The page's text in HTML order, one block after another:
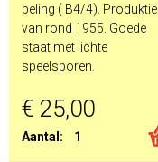
peling ( B4/4). Produktie
van rond 1955. Goede
staat met lichte
speelsporen.
€ 25,00
Aantal: 1